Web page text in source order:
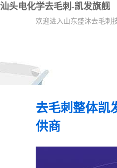
汕头电化学去毛刺-凯发旗舰
欢迎进入山东盛沐去毛刺
去毛刺整体凯
供商